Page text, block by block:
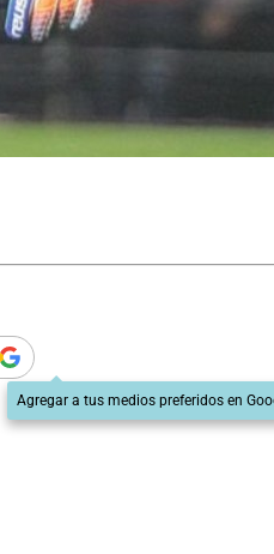
Agregar a tus medios preferidos en